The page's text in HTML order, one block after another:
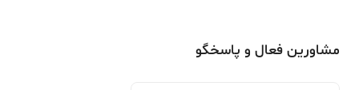
مشاورین فعال و پاسخگو